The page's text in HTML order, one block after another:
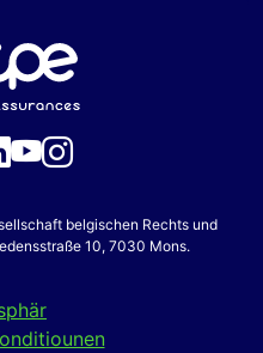
belgischen Rechts und
10, 7030 Mons.